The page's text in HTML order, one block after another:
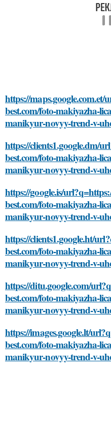
https://
best.com/foto-makiyazha-
manikyur-novyy-trend-v-
https://clients1.google.dm/
best.com/foto-makiyazha-
manikyur-novyy-trend-v-
https://google.is/
best.com/foto-makiyazha-
manikyur-novyy-trend-v-
https://clients1.google.ht/
best.com/foto-makiyazha-
manikyur-novyy-trend-v-
https://ditu.google.com/
best.com/foto-makiyazha-
manikyur-novyy-trend-v-
https://images.google.lt/
best.com/foto-makiyazha-
manikyur-novyy-trend-v-